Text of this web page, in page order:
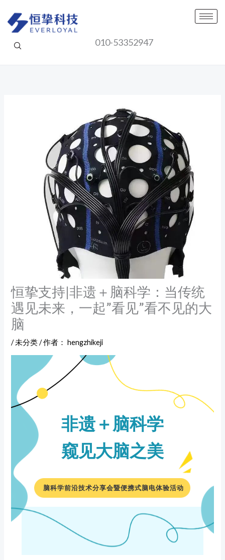
010-53352947
恒挚支持|非遗＋脑科学：当传统
遇见未来，一起”看见”看不见的大
脑
/未分类/ 作者： hengzhikeji
非遗＋脑科学
窥见大脑之美
脑科学前沿技术分享会暨便携式脑电体验活动